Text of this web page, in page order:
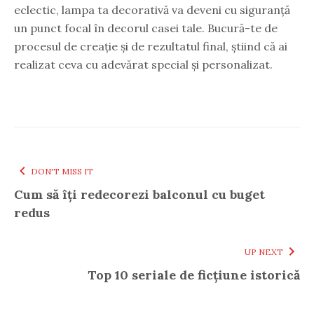
eclectic, lampa ta decorativă va deveni cu siguranță
un punct focal în decorul casei tale. Bucură-te de
procesul de creație și de rezultatul final, știind că ai
realizat ceva cu adevărat special și personalizat.
DON'T MISS IT
Cum să îți redecorezi balconul cu buget
redus
UP NEXT
Top 10 seriale de ficțiune istorică